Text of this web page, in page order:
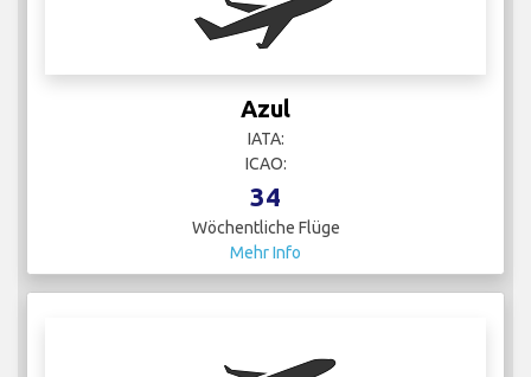
Azul
IATA:
ICAO:
34
Wöchentliche Flüge
Mehr Info